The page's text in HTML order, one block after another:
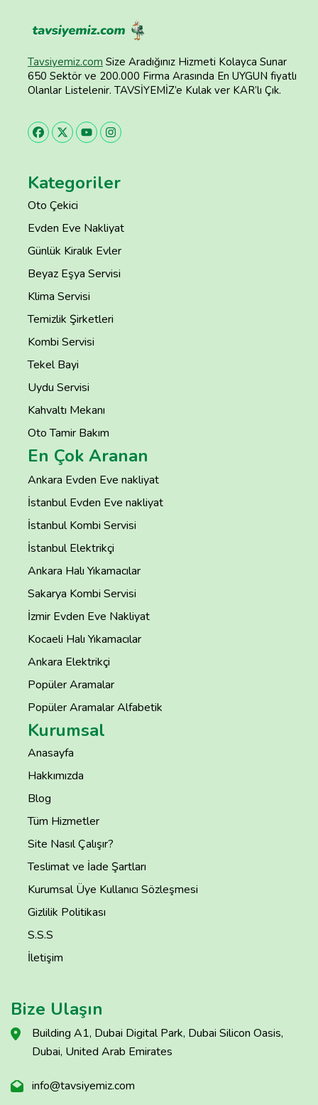
Tavsiyemiz.com Size Aradığınız Hizmeti Kolayca Sunar
650 Sektör ve 200.000 Firma Arasında En UYGUN fiyatlı
Olanlar Listelenir. TAVSİYEMİZ’e Kulak ver KAR’lı Çık.
Kategoriler
Oto Çekici
Evden Eve Nakliyat
Günlük Kiralık Evler
Beyaz Eşya Servisi
Klima Servisi
Temizlik Şirketleri
Kombi Servisi
Tekel Bayi
Uydu Servisi
Kahvaltı Mekanı
Oto Tamir Bakım
En Çok Aranan
Ankara Evden Eve nakliyat
İstanbul Evden Eve nakliyat
İstanbul Kombi Servisi
İstanbul Elektrikçi
Ankara Halı Yıkamacılar
Sakarya Kombi Servisi
İzmir Evden Eve Nakliyat
Kocaeli Halı Yıkamacılar
Ankara Elektrikçi
Popüler Aramalar
Popüler Aramalar Alfabetik
Kurumsal
Anasayfa
Hakkımızda
Blog
Tüm Hizmetler
Site Nasıl Çalışır?
Teslimat ve İade Şartları
Kurumsal Üye Kullanıcı Sözleşmesi
Gizlilik Politikası
S.S.S
İletişim
Bize Ulaşın
Building A1, Dubai Digital Park, Dubai Silicon Oasis,
Dubai, United Arab Emirates
info@tavsiyemiz.com